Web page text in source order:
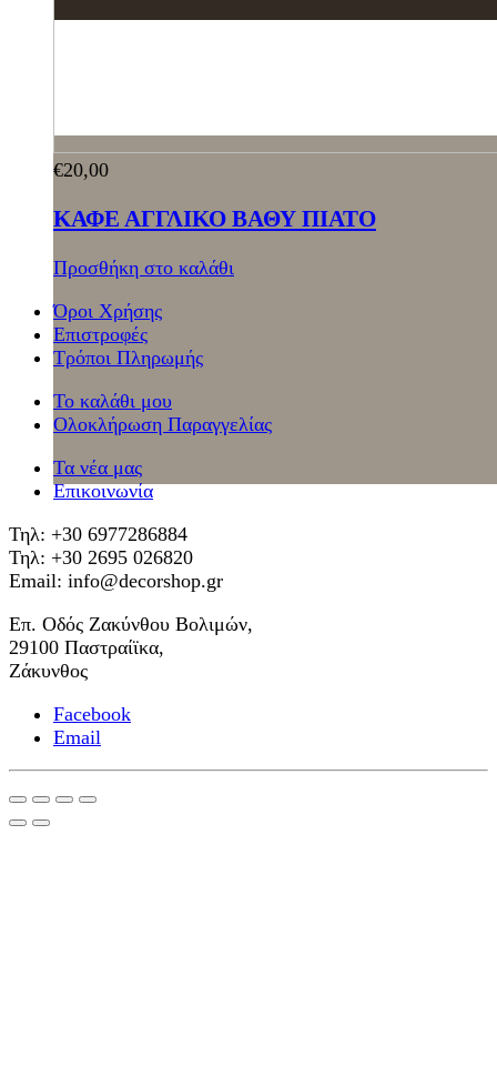
€20,00
ΚΑΦΕ ΑΓΓΛΙΚΟ ΒΑΘΥ ΠΙΑΤΟ
Προσθήκη στο καλάθι
Όροι Χρήσης
Επιστροφές
Τρόποι Πληρωμής
Το καλάθι μου
Ολοκλήρωση Παραγγελίας
Τα νέα μας
Επικοινωνία
Τηλ: +30 6977286884
Τηλ: +30 2695 026820
Email: info@decorshop.gr
Επ. Οδός Ζακύνθου Βολιμών,
29100 Παστραίϊκα,
Ζάκυνθος
Facebook
Email